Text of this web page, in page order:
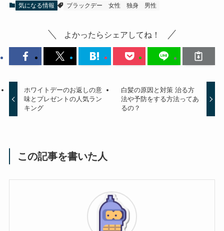
気になる情報 ブラックデー 女性 独身 男性
よかったらシェアしてね！
ホワイトデーのお返しの意
味とプレゼントの人気ラン
キング
白髪の原因と対策 治る方
法や予防をする方法ってあ
るの？
この記事を書いた人